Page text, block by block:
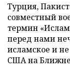
Турция,
совместный
термин
перед нами
исламское и
США на